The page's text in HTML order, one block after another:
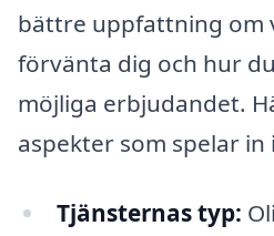
bättre uppfattning om
förvänta dig och hur
möjliga erbjudandet.
aspekter som spelar
Tjänsternas typ: